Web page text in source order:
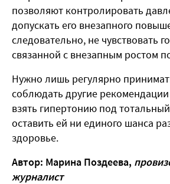
позволяют контролировать
допускать его внезапного
следовательно, не чувствовать
связанной с внезапным ростом
Нужно лишь регулярно
соблюдать другие
взять гипертонию под
оставить ей ни единого шанса
здоровье.
Автор: Марина Поздеева,
журналист